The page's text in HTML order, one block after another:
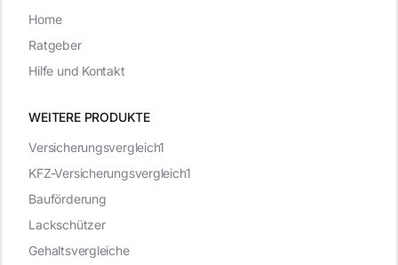
WEITERE PRODUKTE
Versicherungsvergleich1
KFZ-Versicherungsvergleich1
Bauförderung
Lackschützer
Gehaltsvergleiche
Home
Ratgeber
Hilfe und Kontakt